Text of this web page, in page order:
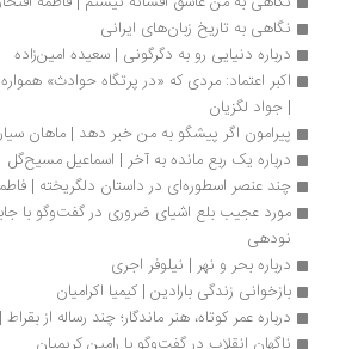
نگاهی به تاریخ زبان‌های ایرانی
درباره دنیایی رو به دگرگونی | سعیده امین‌زاده
| جواد لگزیان
پیرامون اگر پیشگو به من خبر دهد | ماهان سیارمنش
درباره یک ربع مانده به آخر | اسماعیل مسیح‌گل
چند عنصر اسطوره‌ای در داستان دلگریخته | فاطمه
درباره بحر و نهر | نیلوفر اجری
بازخوانی زندگی بارادین | کیمیا اکرامیان
درباره عمر کوتاه، هنر ماندگار؛ چند رساله از بقراط |